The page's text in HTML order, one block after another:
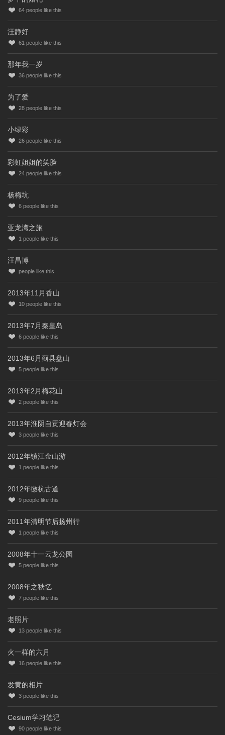
64 people like this
汪静好
61 people like this
那年我一岁
36 people like this
为了爱
28 people like this
小绿彩
26 people like this
彩虹姐姐的笑脸
24 people like this
杨梅坑
6 people like this
亚龙湾之旅
1 people like this
汪昌博
people like this
2013年11月香山
10 people like this
2013年7月秦皇岛
6 people like this
2013年6月蓟县盘山
5 people like this
2013年2月梅花山
2 people like this
2013年淮阴自贡迎春灯会
3 people like this
2012年镇江金山游
1 people like this
2012年徽杭古道
9 people like this
2011年清明节后扬州行
1 people like this
2008年十一云龙公园
5 people like this
2008年之秋忆
7 people like this
老照片
13 people like this
火一样的六月
16 people like this
发黄的相片
3 people like this
Cesium学习笔记
90 people like this